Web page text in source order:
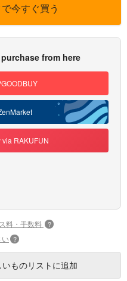
今すぐ買う
from here
RAKUFUN
料・手数料 ?
い ?
いものリストに追加